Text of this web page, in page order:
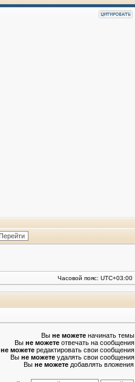
Часовой пояс: UTC+03:00
Вы не можете начинать темы
Вы не можете отвечать на сообщения
не можете редактировать свои сообщения
Вы не можете удалять свои сообщения
Вы не можете добавлять вложения